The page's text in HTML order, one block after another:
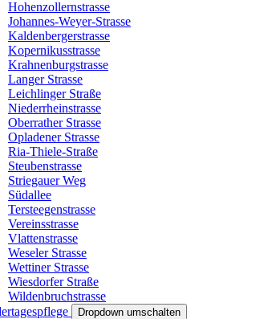
Hohenzollernstrasse
Johannes-Weyer-Strasse
Kaldenbergerstrasse
Kopernikusstrasse
Krahnenburgstrasse
Langer Strasse
Leichlinger Straße
Niederrheinstrasse
Oberrather Strasse
Opladener Strasse
Ria-Thiele-Straße
Steubenstrasse
Striegauer Weg
Südallee
Tersteegenstrasse
Vereinsstrasse
Vlattenstrasse
Weseler Strasse
Wettiner Strasse
Wiesdorfer Straße
Wildenbruchstrasse
Dropdown umschalten